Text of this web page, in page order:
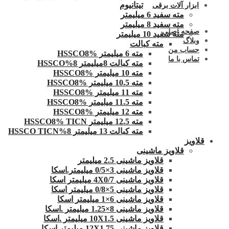
ابزار آلات برقی
صفحه اصلی
وبلاگ
حساب من
تماس با ما
تیتانیوم
مته سفید 6 میلیمتر
مته سفید 8 میلیمتر
مته سفید 10 میلیمتر
مته کبالت
مته 6 میلیمتر HSSCO8%
مته کبالت 8میلیمتر 8%HSSCO
مته 10 میلیمتر HSSCO8%
مته 10.5 میلیمتر HSSCO8%
مته 11 میلیمتر HSSCO8%
مته 11.5 میلیمتر HSSCO8%
مته 12 میلیمتر HSSCO8%
مته 12.5 میلیمتر HSSCO8% TICN
مته کبالت 13 میلیمتر 8%HSSCO TICN
قلاویز
قلاویز ماشینی
قلاویز ماشینی 2.5 میلیمتر
قلاویز ماشینی 3×0/5 میلیمتر.اسکا
قلاویز ماشینی 4X0/7 میلیمتر اسکا
قلاویز ماشینی 5×0/8 میلیمتر اسکا
قلاویز ماشینی 6×1 میلیمتر اسکا
قلاویز ماشینی 8×1.25 میلیمتر .اسکا
قلاویز ماشینی 10X1.5 میلیمتر .اسکا